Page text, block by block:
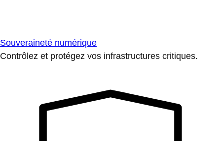
Souveraineté numérique
Contrôlez et protégez vos infrastructures critiques.